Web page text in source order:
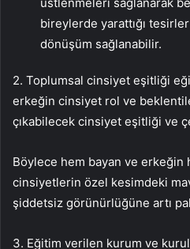
üstlenmeleri sağlanarak
bireylerde yarattığı
dönüşüm sağlanabilir.
2. Toplumsal cinsiyet eşitliği
erkeğin cinsiyet rol ve
çıkabilecek cinsiyet eşitliği ve
Böylece hem bayan ve erkeğin
cinsiyetlerin özel kesimdeki
şiddetsiz görünürlüğüne artı
3. Eğitim verilen kurum ve